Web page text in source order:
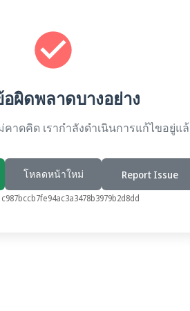
อผิดพลาดบางอย่าง
าดคิด เรากำลังดำเนินการแก้ไขอยู่แ
โหลดหน้าใหม่ Report Issue
c987bccb7fe94ac3a3478b3979b2d8dd